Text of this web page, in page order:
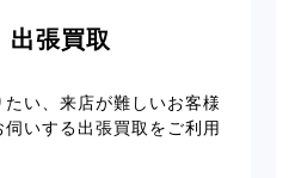
出張買取
い、来店が難しいお客様
いする出張買取をご利用